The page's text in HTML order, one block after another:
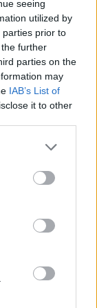
seeing
utilized by
parties prior to
further
parties on the
may
IAB’s List of
it to other
vyhrazuje
ze zdrojů ČTK